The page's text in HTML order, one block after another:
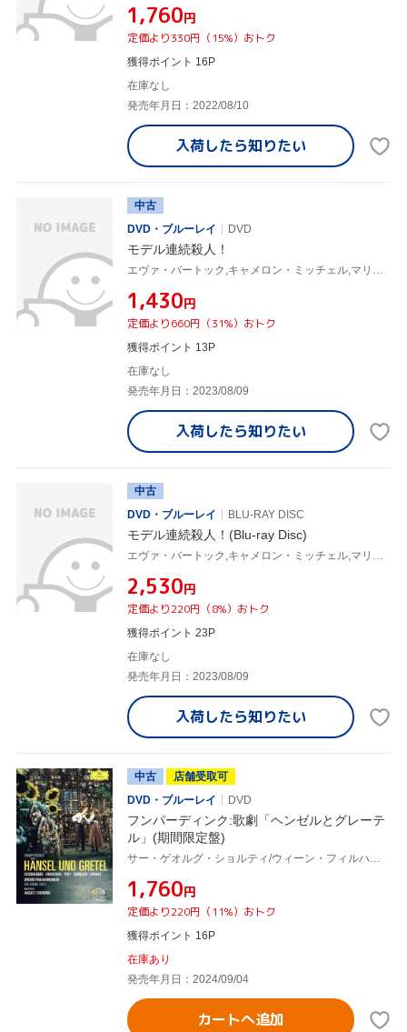
¥1,760円
定価より330円（15%）おトク
獲得ポイント 16P
在庫なし
発売年月日：2022/08/10
入荷したら知りたい
中古
DVD・ブルーレイ
DVD
モデル連続殺人！
エヴァ・バートック,キャメロン・ミッチェル,マリオ・バーヴァ
¥1,430円
定価より660円（31%）おトク
獲得ポイント 13P
在庫なし
発売年月日：2023/08/09
入荷したら知りたい
中古
DVD・ブルーレイ
BLU-RAY DISC
モデル連続殺人！(Blu-ray Disc)
エヴァ・バートック,キャメロン・ミッチェル,マリオ・バーヴァ
¥2,530円
定価より220円（8%）おトク
獲得ポイント 23P
在庫なし
発売年月日：2023/08/09
入荷したら知りたい
中古
店舗受取可
DVD・ブルーレイ
DVD
フンパーディンク:歌劇「ヘンゼルとグレーテ
ル」(期間限定盤)
サー・ゲオルグ・ショルティ/ウィーン・フィルハーモニー管弦楽団,ブリギッテ・ファスベンダー,エディタ・グルベローヴァ,ヘルマン・プライ,ヘルガ・デルネシュ,セーナ・ユリナッチ,ノーマ・バロウズ,エルフリーデ・ヘーバルト
¥1,760円
定価より220円（11%）おトク
獲得ポイント 16P
在庫あり
発売年月日：2024/09/04
カートへ追加